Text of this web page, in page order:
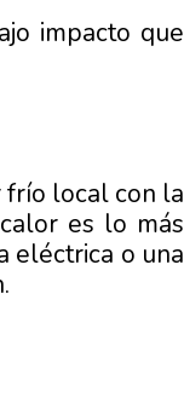
impacto que
frío local con la
es lo más
eléctrica o una